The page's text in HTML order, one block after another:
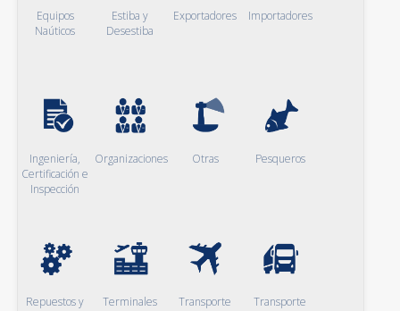
Equipos
Naúticos
Estiba y
Desestiba
Exportadores Importadores
Ingeniería,
Certificación e
Inspección
Organizaciones Otras Pesqueros
Repuestos y
Terminales
Transporte
Transporte